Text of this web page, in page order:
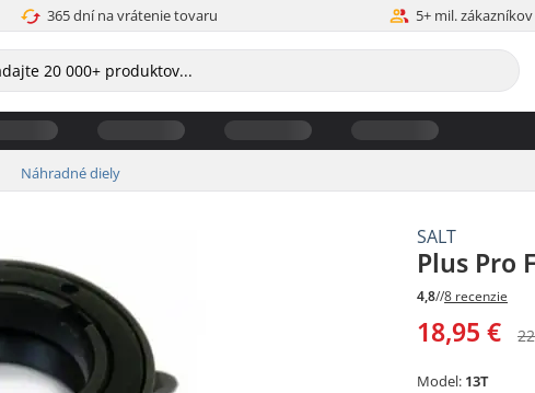
365 dní na vrátenie tovaru 5+ mil. zákazníkov
Náhradné diely
SALT
Plus Pro
4,8//8 recenzie
18,95 €
Model: 13T